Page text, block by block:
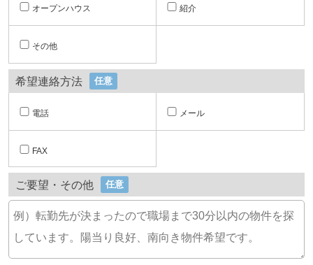
オープンハウス 紹介
その他
希望連絡方法 任意
電話 メール
FAX
ご要望・その他 任意